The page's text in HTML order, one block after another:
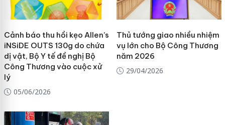
Cảnh báo thu hồi kẹo Allen’s
iNSiDE OUTS 130g do chứa
dị vật, Bộ Y tế đề nghị Bộ
Công Thương vào cuộc xử
lý
05/06/2026
Thủ tướng giao nhiều nhiệm
vụ lớn cho Bộ Công Thương
năm 2026
29/04/2026